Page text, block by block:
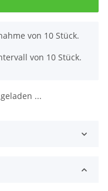
von 10 Stück.
von 10 Stück.
...